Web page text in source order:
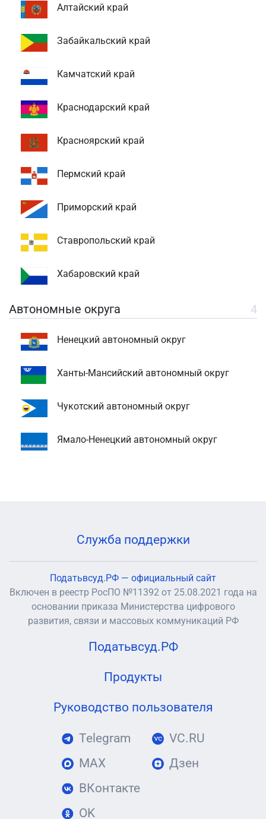
Алтайский край
Забайкальский край
Камчатский край
Краснодарский край
Красноярский край
Пермский край
Приморский край
Ставропольский край
Хабаровский край
Автономные округа 4
Ненецкий автономный округ
Ханты-Мансийский автономный округ
Чукотский автономный округ
Ямало-Ненецкий автономный округ
Служба поддержки
Податьвсуд.РФ — официальный сайт
Включен в реестр РосПО №11392 от 25.08.2021 года на
основании приказа Министерства цифрового
развития, связи и массовых коммуникаций РФ
Податьвсуд.РФ
Продукты
Руководство пользователя
Telegram
MAX
ВКонтакте
OK
VC.RU
Дзен